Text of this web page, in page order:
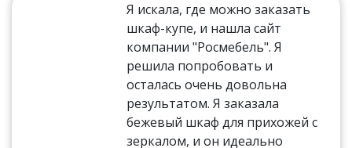
Я искала, где можно заказать
шкаф-купе, и нашла сайт
компании "Росмебель". Я
решила попробовать и
осталась очень довольна
результатом. Я заказала
бежевый шкаф для прихожей с
зеркалом, и он идеально